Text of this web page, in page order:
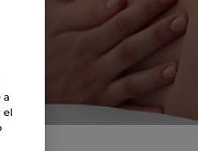
a
el